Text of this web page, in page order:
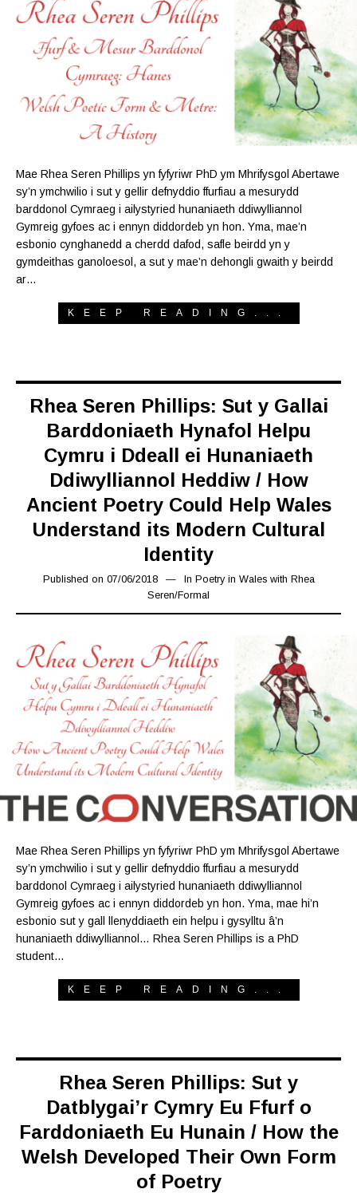
Mae Rhea Seren Phillips yn fyfyriwr PhD ym Mhrifysgol Abertawe
sy’n ymchwilio i sut y gellir defnyddio ffurfiau a mesurydd
barddonol Cymraeg i ailystyried hunaniaeth ddiwylliannol
Gymreig gyfoes ac i ennyn diddordeb yn hon. Yma, mae’n
esbonio cynghanedd a cherdd dafod, safle beirdd yn y
gymdeithas ganoloesol, a sut y mae’n dehongli gwaith y beirdd
ar…
KEEP READING...
Rhea Seren Phillips: Sut y Gallai
Barddoniaeth Hynafol Helpu
Cymru i Ddeall ei Hunaniaeth
Ddiwylliannol Heddiw / How
Ancient Poetry Could Help Wales
Understand its Modern Cultural
Identity
Published on 07/06/201815/03/2019
In Poetry in Wales with Rhea
Seren/Formal
Mae Rhea Seren Phillips yn fyfyriwr PhD ym Mhrifysgol Abertawe
sy’n ymchwilio i sut y gellir defnyddio ffurfiau a mesurydd
barddonol Cymraeg i ailystyried hunaniaeth ddiwylliannol
Gymreig gyfoes ac i ennyn diddordeb yn hon. Yma, mae hi’n
esbonio sut y gall llenyddiaeth ein helpu i gysylltu â’n
hunaniaeth ddiwylliannol… Rhea Seren Phillips is a PhD
student…
KEEP READING...
Rhea Seren Phillips: Sut y
Datblygai’r Cymry Eu Ffurf o
Farddoniaeth Eu Hunain / How the
Welsh Developed Their Own Form
of Poetry